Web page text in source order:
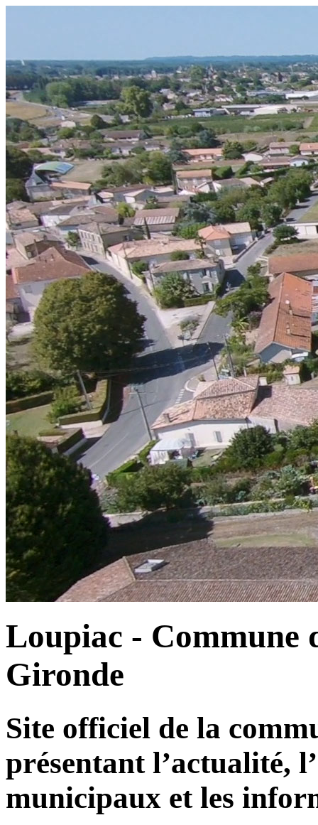
Loupiac - Commune
Gironde
Site officiel de la
présentant l’actualité,
municipaux et les